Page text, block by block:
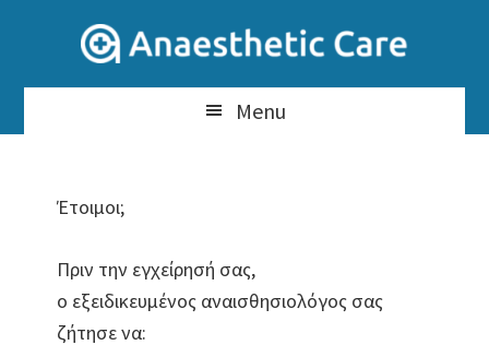
Menu
Έτοιμοι;
Πριν την εγχείρησή σας,
ο εξειδικευμένος αναισθησιολόγος σας
ζήτησε να: